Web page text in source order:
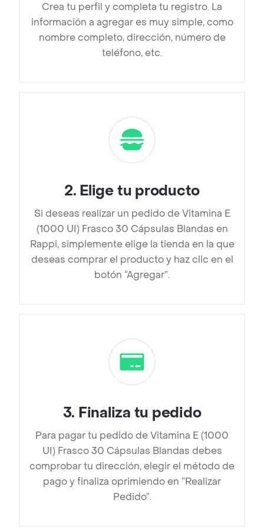
Crea tu perfil y completa tu registro. La
información a agregar es muy simple, como
nombre completo, dirección, número de
teléfono, etc.
2. Elige tu producto
Si deseas realizar un pedido de Vitamina E
(1000 UI) Frasco 30 Cápsulas Blandas en
Rappi, simplemente elige la tienda en la que
deseas comprar el producto y haz clic en el
botón “Agregar”.
3. Finaliza tu pedido
Para pagar tu pedido de Vitamina E (1000
UI) Frasco 30 Cápsulas Blandas debes
comprobar tu dirección, elegir el método de
pago y finaliza oprimiendo en “Realizar
Pedido”.